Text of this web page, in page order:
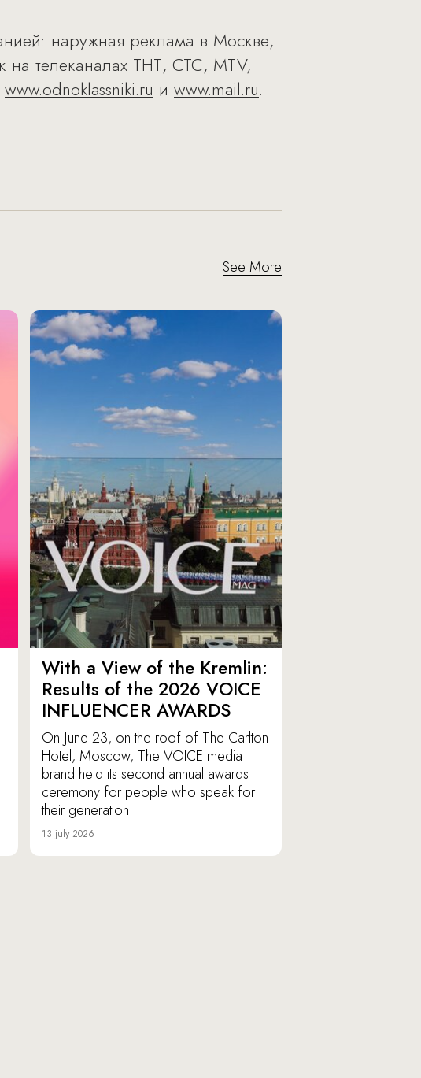
наружная реклама в Москве,
на телеканалах ТНТ, СТС, MTV,
www.odnoklassniki.ru и www.mail.ru.
See More
With a View of the Kremlin:
Results of the 2026 VOICE
INFLUENCER AWARDS
On June 23, on the roof of The Carlton
Hotel, Moscow, The VOICE media
brand held its second annual awards
ceremony for people who speak for
their generation.
13 july 2026